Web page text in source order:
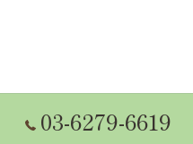
03-6279-6619